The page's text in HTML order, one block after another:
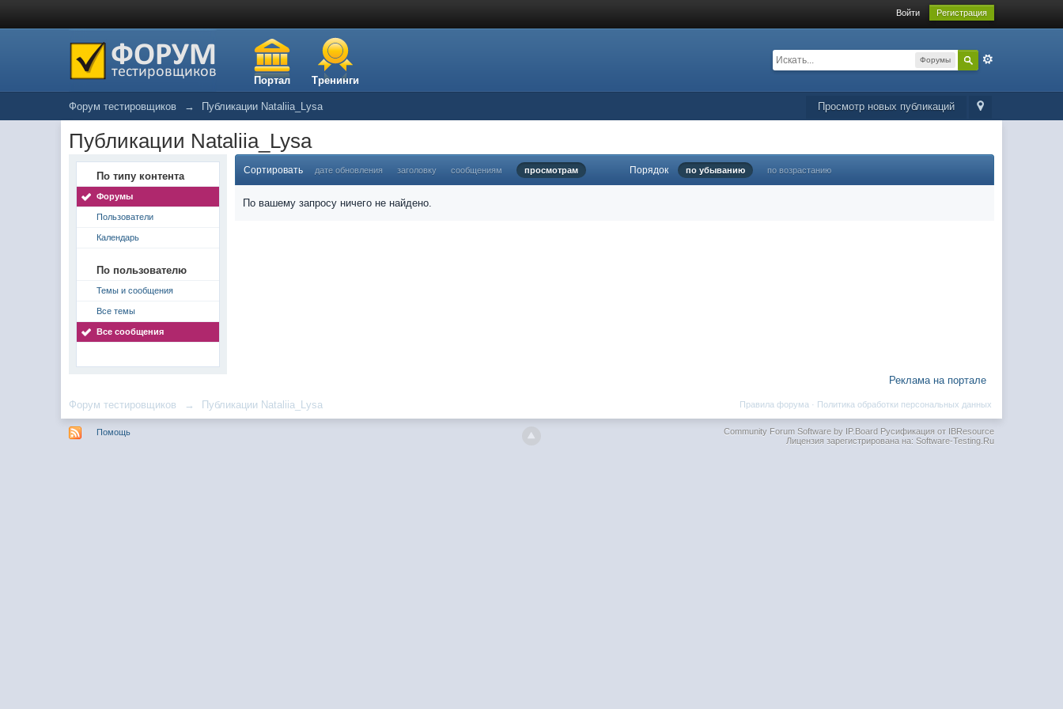
Войти Регистрация
Портал Тренинги
Форумы
Просмотр новых публикаций
Форум тестировщиков → Публикации Nataliia_Lysa
Публикации Nataliia_Lysa
По типу контента
Форумы
Пользователи
Календарь
По пользователю
Темы и сообщения
Все темы
Все сообщения
Сортировать дате обновления заголовку сообщениям просмотрам Порядок по убыванию по возрастанию
По вашему запросу ничего не найдено.
Реклама на портале
Форум тестировщиков → Публикации Nataliia_Lysa Политика обработки персональных данных
Правила форума ·
Помощь Community Forum Software by IP.BoardРусификация от IBResource
Лицензия зарегистрирована на: Software-Testing.Ru